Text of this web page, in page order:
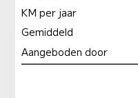
KM per jaar
Gemiddeld
Aangeboden door